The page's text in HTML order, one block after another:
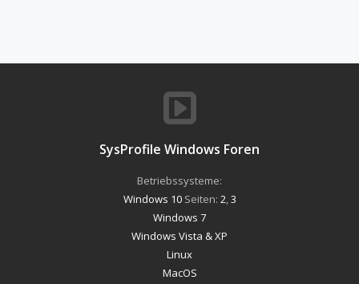
SysProfile Windows Foren
Betriebssysteme:
Windows 10Seiten: 2 3
Windows 7
Windows Vista & XP
Linux
MacOS